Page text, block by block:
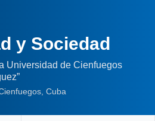
y Sociedad
Universidad de Cienfuegos
Cuba